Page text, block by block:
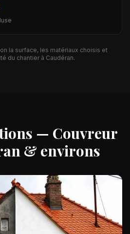
la surface, les matériaux choisis et
du chantier à Caudéran.
— Couvreur
& environs